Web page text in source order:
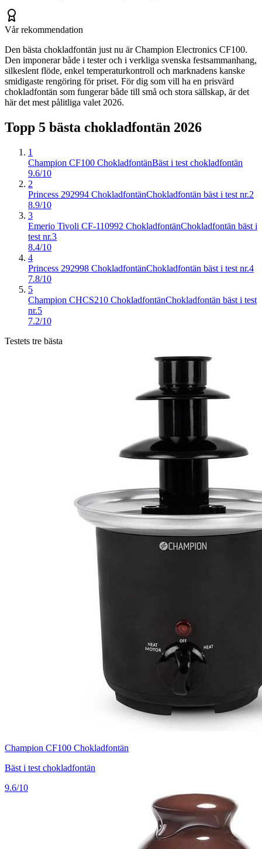
Vår rekommendation
Den bästa chokladfontän just nu är Champion Electronics CF100.
Den imponerar både i tester och i verkliga svenska festsammanhang,
silkeslent flöde, enkel temperaturkontroll och marknadens kanske
smidigaste rengöring för priset. För dig som vill ha en prisvärd
chokladfontän som fungerar både till små och stora sällskap, är det
här det mest pålitliga valet 2026.
Topp 5 bästa chokladfontän 2026
1
Champion CF100 ChokladfontänBäst i test chokladfontän
9.6/10
2
Princess 292994 ChokladfontänChokladfontän bäst i test nr.2
8.9/10
3
Emerio Tivoli CF-110992 ChokladfontänChokladfontän bäst i
test nr.3
8.4/10
4
Princess 292998 ChokladfontänChokladfontän bäst i test nr.4
7.8/10
5
Champion CHCS210 ChokladfontänChokladfontän bäst i test
nr.5
7.2/10
Testets tre bästa
Champion CF100 Chokladfontän
Bäst i test chokladfontän
9.6/10